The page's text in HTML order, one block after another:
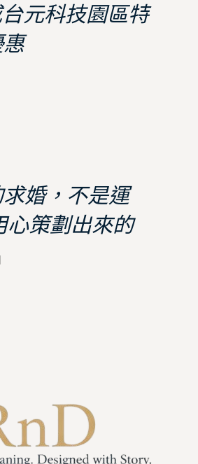
元科技園區特
婚，不是運
心策劃出來的